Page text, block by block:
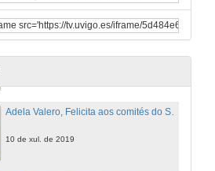
Agustín Erkizia Olaizola, abre o acto e presenta aos compoñentes da mesa que inaugurarán o symposium
10 de xul. de 2019